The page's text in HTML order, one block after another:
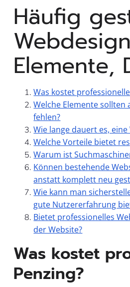
Häufig
Elemente,
Was kostet
Welche Elemente
fehlen?
Wie lange dauert es,
Welche Vorteile bietet
Warum ist
Können bestehende
anstatt komplett neu
Wie kann man
gute Nutzererfahrung
Bietet professionelles
der Website?
Was kostet
Penzing?